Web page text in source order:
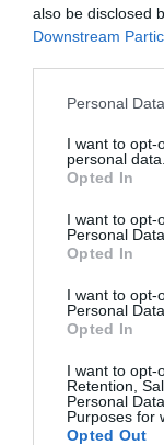
also be disclosed
Downstream
Please note that
not limited to
grant or deny
use your data for
consent section.
Personal
I want to opt-
personal data.
Opted In
I want to opt-
Personal Data.
Opted In
I want to opt-
Personal
Opted In
I want to opt-
Retention,
Personal
Purposes for
Opted Out